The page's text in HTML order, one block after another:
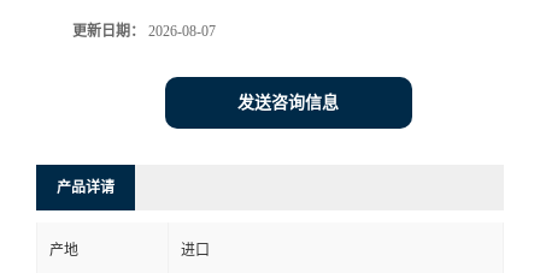
更新日期： 2026-08-07
发送咨询信息
产品详请
产地 进口